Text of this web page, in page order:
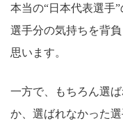
本当の“日本代表選手
選手分の気持ちを背
思います。
一方で、もちろん選
か、選ばれなかった